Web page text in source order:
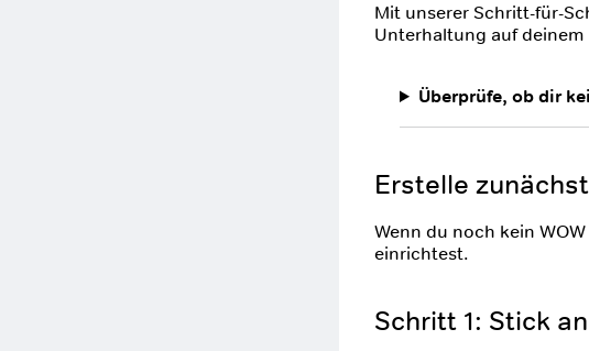
Mit unserer Schritt-für-
Unterhaltung auf deinem
Überprüfe, ob dir
Erstelle
Wenn du noch kein
einrichtest.
Schritt 1: Stick